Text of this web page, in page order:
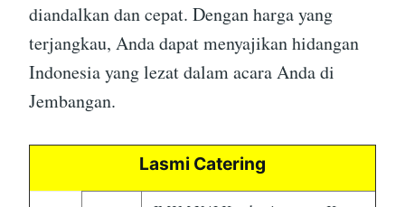
diandalkan dan cepat. Dengan harga yang
terjangkau, Anda dapat menyajikan hidangan
Indonesia yang lezat dalam acara Anda di
Jembangan.
Lasmi Catering